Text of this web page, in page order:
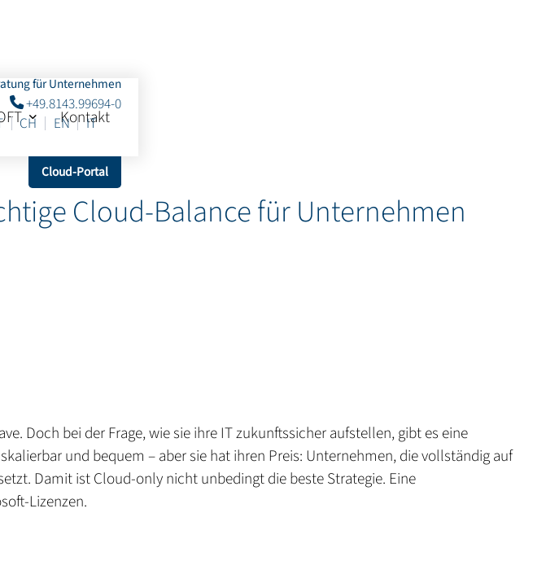
Kontakt
für Unternehmen
+49.8143.99694-0
CH EN IT
Cloud-Portal
Cloud-Balance für Unternehmen
Doch bei der Frage, wie sie ihre IT zukunftssicher aufstellen, gibt es eine
und bequem – aber sie hat ihren Preis: Unternehmen, die vollständig auf
Damit ist Cloud-only nicht unbedingt die beste Strategie. Eine
Lizenzen.